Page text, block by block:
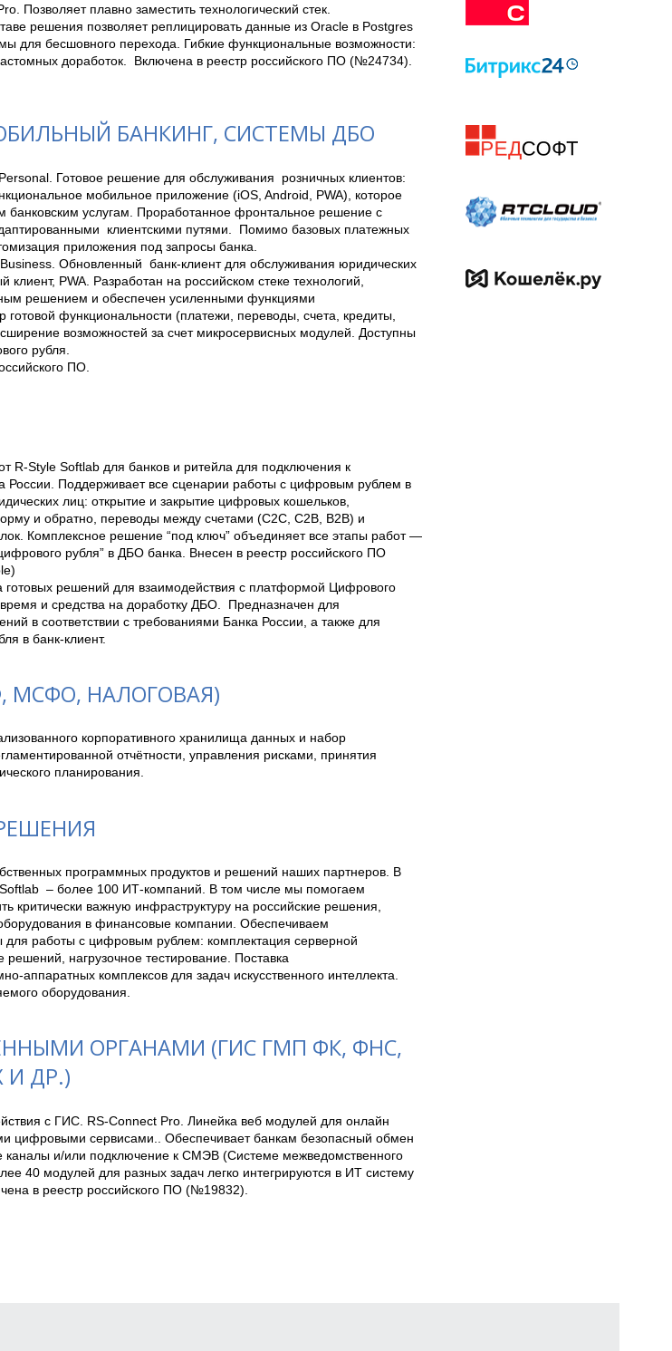
Позволяет плавно заместить технологический стек.
решения позволяет реплицировать данные из Oracle в Postgres
для бесшовного перехода. Гибкие функциональные возможности:
доработок.  Включена в реестр российского ПО (№24734).
БАНКИНГ, СИСТЕМЫ ДБО
Готовое решение для обслуживания  розничных клиентов:
мобильное приложение (iOS, Android, PWA), которое
банковским услугам. Проработанное фронтальное решение с
клиентскими путями.  Помимо базовых платежных
приложения под запросы банка.
Обновленный  банк-клиент для обслуживания юридических
PWA. Разработан на российском стеке технологий,
решением и обеспечен усиленными функциями
готовой функциональности (платежи, переводы, счета, кредиты,
возможностей за счет микросервисных модулей. Доступны
рубля.
R-Style Softlab для банков и ритейла для подключения к
России. Поддерживает все сценарии работы с цифровым рублем в
лиц: открытие и закрытие цифровых кошельков,
и обратно, переводы между счетами (C2C, C2B, B2B) и
Комплексное решение “под ключ” объединяет все этапы работ —
рубля” в ДБО банка. Внесен в реестр российского ПО
решений для взаимодействия с платформой Цифрового
и средства на доработку ДБО.  Предназначен для
в соответствии с требованиями Банка России, а также для
в банк-клиент.
МСФО, НАЛОГОВАЯ)
корпоративного хранилища данных и набор
отчётности, управления рисками, принятия
планирования.
программных продуктов и решений наших партнеров. В
Softlab  – более 100 ИТ-компаний. В том числе мы помогаем
критически важную инфраструктуру на российские решения,
в финансовые компании. Обеспечиваем
для работы с цифровым рублем: комплектация серверной
нагрузочное тестирование. Поставка
аппаратных комплексов для задач искусственного интеллекта.
оборудования.
ОРГАНАМИ (ГИС ГМП ФК, ФНС,
И ДР.)
с ГИС. RS-Connect Pro. Линейка веб модулей для онлайн
цифровыми сервисами.. Обеспечивает банкам безопасный обмен
и/или подключение к СМЭВ (Системе межведомственного
40 модулей для разных задач легко интегрируются в ИТ систему
в реестр российского ПО (№19832).